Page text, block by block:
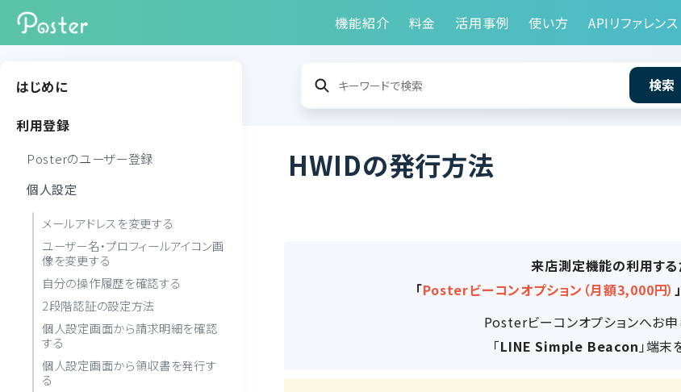
機能紹介 料金 活用事例 使い方 APIリファレンス
はじめに
利用登録
Posterのユーザー登録
個人設定
メールアドレスを変更する
ユーザー名・プロフィールアイコン画
像を変更する
自分の操作履歴を確認する
2段階認証の設定方法
個人設定画面から請求明細を確認
する
個人設定画面から領収書を発行す
る
検索
HWIDの発行方法
来店測定機能の利用する
「Posterビーコンオプション（月額3,000円）
Posterビーコンオプションへお申
「LINE Simple Beacon」端末